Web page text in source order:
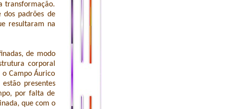
transformação.
dos padrões de
resultaram na
de modo
corporal
Campo Áurico
presentes
por falta de
que com o